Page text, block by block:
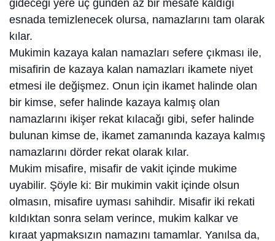
gideceği yere üç günden az bir mesafe kaldığı
esnada temizlenecek olursa, namazlarını tam olarak
kılar.
Mukimin kazaya kalan namazları sefere çıkması ile,
misafirin de kazaya kalan namazları ikamete niyet
etmesi ile değişmez. Onun için ikamet halinde olan
bir kimse, sefer halinde kazaya kalmış olan
namazlarını ikişer rekat kılacağı gibi, sefer halinde
bulunan kimse de, ikamet zamanında kazaya kalmış
namazlarını dörder rekat olarak kılar.
Mukim misafire, misafir de vakit içinde mukime
uyabilir. Şöyle ki: Bir mukimin vakit içinde olsun
olmasın, misafire uyması sahihdir. Misafir iki rekati
kıldıktan sonra selam verince, mukim kalkar ve
kıraat yapmaksızın namazını tamamlar. Yanılsa da,